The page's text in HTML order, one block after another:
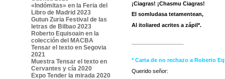
«Indómitas» en la Feria del
Libro de Madrid 2023
Gutun Zuria Festival de las
letras de Bilbao 2023
Roberto Equisoain en la
colección del MACBA
Tensar el texto en Segovia
2021
Muestra Tensar el texto en
Cervantes y cía 2020
Expo Tender la mirada 2020
¡Ciagras! ¡Chasmu Ciagras!
El somludasa tetamentean,
Al itoliared acrites a zápil*.
* Carta de no rechazo a Roberto
Querido señor: